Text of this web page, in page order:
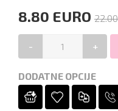
8.80 EURO
- +
DODATNE OPCIJE